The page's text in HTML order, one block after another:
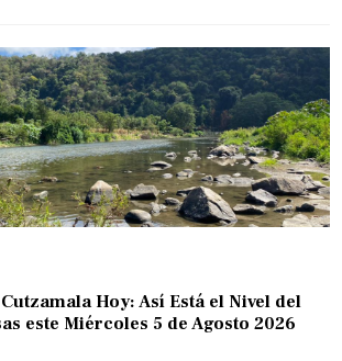
Hoy: Así Está el Nivel del
este Miércoles 5 de Agosto 2026